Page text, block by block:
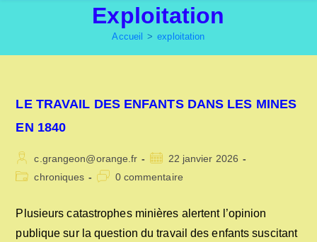
Exploitation
Accueil > exploitation
LE TRAVAIL DES ENFANTS DANS LES MINES
EN 1840
Auteur/autrice
de
c.grangeon@orange.fr
Publication
publiée :
22 janvier 2026
Postchroniques
Commentaires
publication :
0 commentaire
Plusieurs catastrophes minières alertent l’opinion
publique sur la question du travail des enfants suscitant